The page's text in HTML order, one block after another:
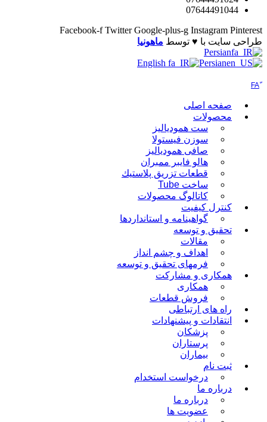
07644491044
Facebook-f Twitter Google-plus-g Instagram Pinterest
طراحی سایت با ♥️ توسط ماهونیا
Persian
English
Persian
صفحه اصلی
محصولات
ست همودیالیز
سوزن فیستولا
صافی همودیالیز
هالو فایبر ممبران
قطعات تزريق پلاستيك
ساخت Tube
کاتالوگ محصولات
کنترل کیفیت
گواهينامه و استانداردها
تحقيق و توسعه
مقالات
اهداف و چشم انداز
فرمهای تحقیق و توسعه
همکاری و مشارکت
همکاری
فروش قطعات
راه های ارتباطی
انتقادات و پيشنهادات
پزشكان
پرستاران
بيماران
ثبت نام
درخواست استخدام
درباره ما
درباره ما
عضویت ها